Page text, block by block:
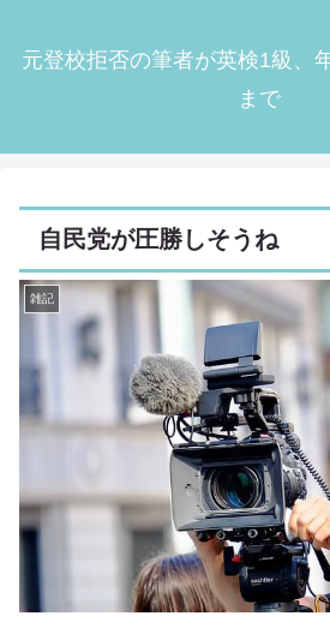
元登校拒否の筆者が英検1級、
まで
自民党が圧勝しそうね
雑記